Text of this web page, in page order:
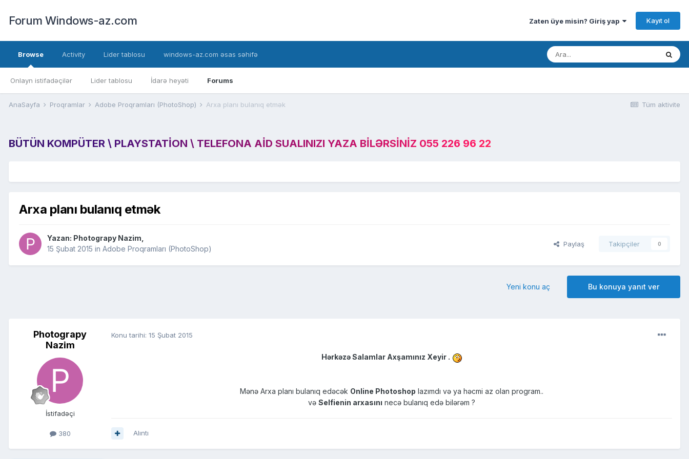
Forum Windows-az.com Zaten üye misin? Giriş yap Kayıt ol
Browse
Onlayn istifadəçilər Lider tablosu İdarə heyəti Forums
Activity Lider tablosu windows-az.com əsas səhifə
Tüm aktivite
AnaSayfa Proqramlar Adobe Proqramları (PhotoShop) Arxa planı bulanıq etmək
BÜTÜN KOMPÜTER \ PLAYSTATION \ TELEFONA AID SUALINIZI YAZA BILƏRSINIZ 055 226 96 22
Arxa planı bulanıq etmək
Yazan: Photograpy Nazim
15 Şubat 2015 in Adobe Proqramları (PhotoShop)
Paylaş Takipçiler 0
Bu konuya yanıt ver
Yeni konu aç
Photograpy
Nazim
İstifadəçi
380
Konu tarihi: 15 Şubat 2015
Hərkəzə Salamlar Axşamınız Xeyir .
Mənə Arxa planı bulanıq edəcək Online Photoshop lazımdı və ya həcmi az olan program..
və Selfienin arxasını necə bulanıq edə bilərəm ?
Alıntı